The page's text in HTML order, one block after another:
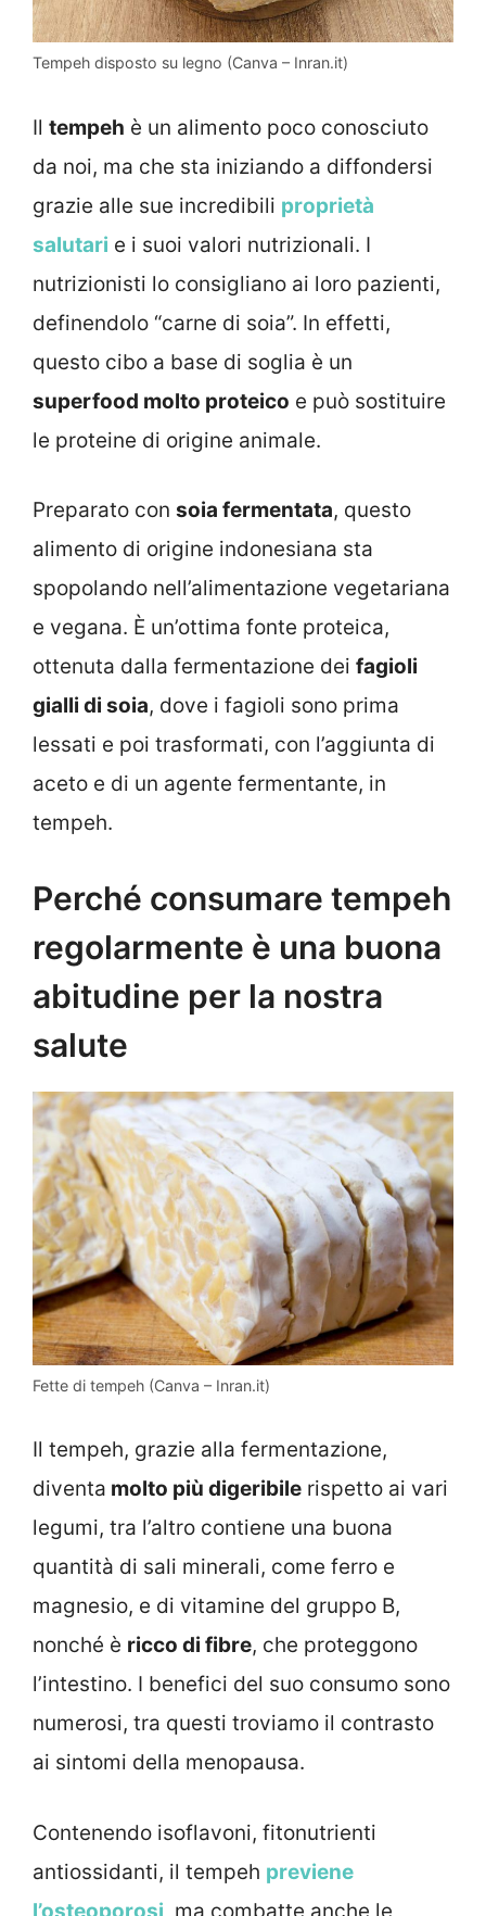
Tempeh disposto su legno (Canva – Inran.it)
Il tempeh è un alimento poco conosciuto
da noi, ma che sta iniziando a diffondersi
grazie alle sue incredibili proprietà
salutari e i suoi valori nutrizionali. I
nutrizionisti lo consigliano ai loro pazienti,
definendolo “carne di soia”. In effetti,
questo cibo a base di soglia è un
superfood molto proteico e può sostituire
le proteine di origine animale.
Preparato con soia fermentata, questo
alimento di origine indonesiana sta
spopolando nell’alimentazione vegetariana
e vegana. È un’ottima fonte proteica,
ottenuta dalla fermentazione dei fagioli
gialli di soia, dove i fagioli sono prima
lessati e poi trasformati, con l’aggiunta di
aceto e di un agente fermentante, in
tempeh.
Perché consumare tempeh
regolarmente è una buona
abitudine per la nostra
salute
Fette di tempeh (Canva – Inran.it)
Il tempeh, grazie alla fermentazione,
diventa molto più digeribile rispetto ai vari
legumi, tra l’altro contiene una buona
quantità di sali minerali, come ferro e
magnesio, e di vitamine del gruppo B,
nonché è ricco di fibre, che proteggono
l’intestino. I benefici del suo consumo sono
numerosi, tra questi troviamo il contrasto
ai sintomi della menopausa.
Contenendo isoflavoni, fitonutrienti
antiossidanti, il tempeh previene
l’osteoporosi , ma combatte anche le